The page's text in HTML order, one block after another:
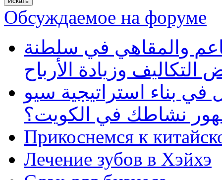
Обсуждаемое на форуме
والمقاهي في سلطنة
وزيادة الأرباح
بناء استراتيجية سيو
نشاطك في الكويت؟
Прикоснемся к
Лечение зубов в Хэйхэ